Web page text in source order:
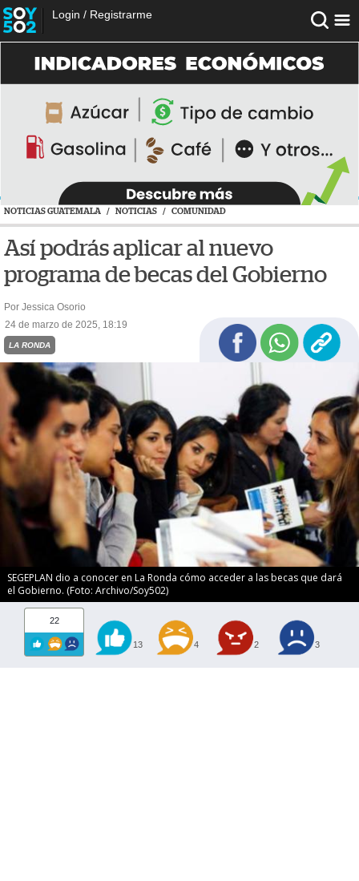
Login / Registrarme
NOTICIAS GUATEMALA / NOTICIAS / COMUNIDAD
Así podrás aplicar al nuevo
programa de becas del Gobierno
Por Jessica Osorio
24 de marzo de 2025, 18:19
LA RONDA
SEGEPLAN dio a conocer en La Ronda cómo acceder a las becas que dará
el Gobierno. (Foto: Archivo/Soy502)
22
13 4 2 3